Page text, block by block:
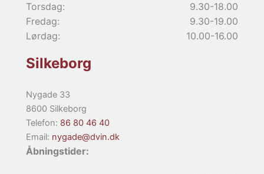
Torsdag:
9.30-18.00
Fredag:
9.30-19.00
Lørdag:
10.00-16.00
Silkeborg
Nygade 33
8600 Silkeborg
Telefon: 86 80 46 40
Email: nygade@dvin.dk
Åbningstider: